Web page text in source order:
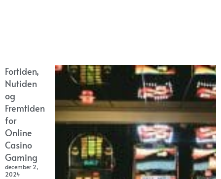
Fortiden,
Nutiden
og
Fremtiden
for
Online
Casino
Gaming
december 2,
2024